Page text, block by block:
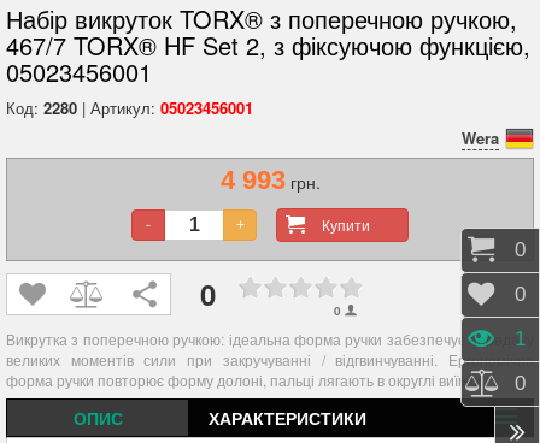
Набір викруток TORX® з поперечною ручкою,
467/7 TORX® HF Set 2, з фіксуючою функцією,
05023456001
Код: 2280 | Артикул: 05023456001
Wera
4 993грн.
Купити
- +
0 0
Викрутка з поперечною ручкою: ідеальна форма ручки забезпечує передачу
великих моментів сили при закручуванні / відгвинчуванні. Ергономічна
форма ручки повторює форму долоні, пальці лягають в округлі виїмки.
ОПИС ХАРАКТЕРИСТИКИ
0
0
1
0